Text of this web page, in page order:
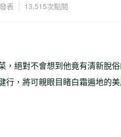
表 13,515次點閱
，絕對不會想到他竟有清新脫
行，將可親眼目睹白霜遍地的美